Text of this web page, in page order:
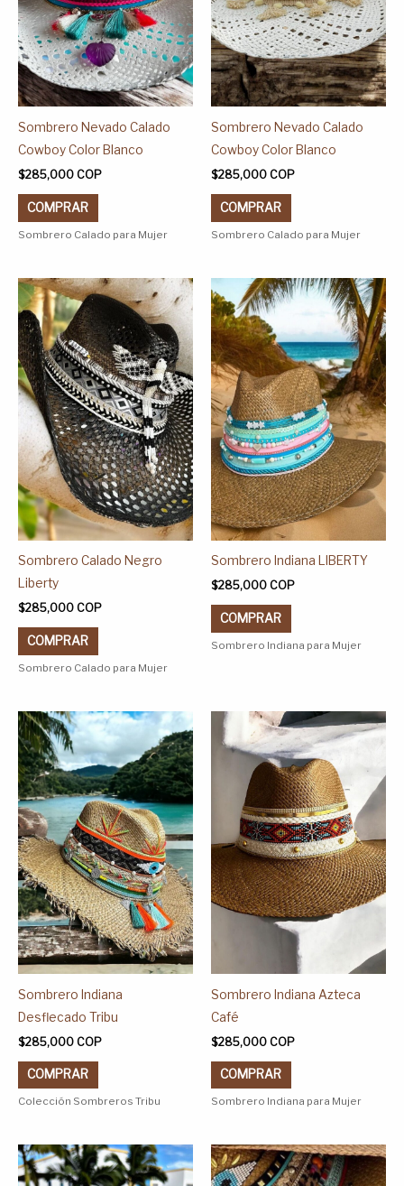
Sombrero Nevado Calado
Cowboy Color Blanco
$285,000 COP
COMPRAR
se
pueden
elegir
en
la
página
de
producto
Sombrero Calado para Mujer
Sombrero Nevado Calado
Cowboy Color Blanco
$285,000 COP
COMPRAR
se
pueden
elegir
en
la
página
de
producto
Sombrero Calado para Mujer
Sombrero Calado Negro
Liberty
$285,000 COP
COMPRAR
Este
producto
tiene
múltiples
variantes.
Las
opciones
se
pueden
elegir
en
la
página
producto
Sombrero Calado para Mujer
Sombrero Indiana LIBERTY
$285,000 COP
COMPRAR
Este
producto
tiene
múltiples
variantes.
Las
opciones
se
pueden
elegir
en
página
de
producto
Sombrero Indiana para Mujer
Sombrero Indiana
Desflecado Tribu
$285,000 COP
COMPRAR
Este
producto
tiene
múltiples
variantes.
Las
opciones
se
pueden
elegir
en
la
página
de
producto
Colección Sombreros Tribu
Sombrero Indiana Azteca
Café
$285,000 COP
COMPRAR
Este
producto
tiene
múltiples
variantes.
Las
opciones
se
pueden
elegir
en
la
página
producto
Sombrero Indiana para Mujer
Este
producto
Este
producto